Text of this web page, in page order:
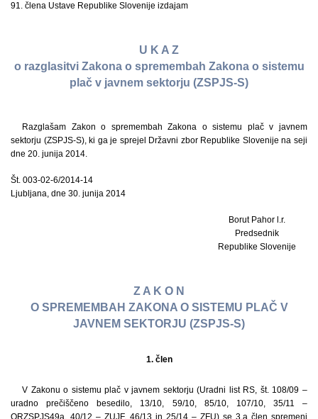
91. člena Ustave Republike Slovenije izdajam
U K A Z
o razglasitvi Zakona o spremembah Zakona o sistemu
plač v javnem sektorju (ZSPJS-S)
Razglašam Zakon o spremembah Zakona o sistemu plač v javnem
sektorju (ZSPJS-S), ki ga je sprejel Državni zbor Republike Slovenije na seji
dne 20. junija 2014.
Št. 003-02-6/2014-14
Ljubljana, dne 30. junija 2014
Borut Pahor l.r.
Predsednik
Republike Slovenije
Z A K O N
O SPREMEMBAH ZAKONA O SISTEMU PLAČ V
JAVNEM SEKTORJU (ZSPJS-S)
1. člen
V Zakonu o sistemu plač v javnem sektorju (Uradni list RS, št. 108/09 –
uradno prečiščeno besedilo, 13/10, 59/10, 85/10, 107/10, 35/11 –
ORZSPJS49a, 40/12 – ZUJF, 46/13 in 25/14 – ZFU) se 3.a člen spremeni